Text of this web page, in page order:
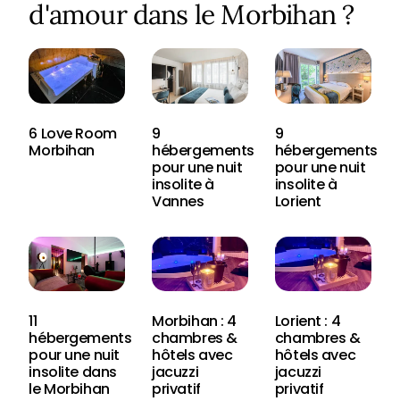
d'amour dans le Morbihan ?
6 Love Room
Morbihan
9
hébergements
pour une nuit
insolite à
Vannes
9
hébergements
pour une nuit
insolite à
Lorient
11
hébergements
pour une nuit
insolite dans
le Morbihan
Morbihan : 4
chambres &
hôtels avec
jacuzzi
privatif
Lorient : 4
chambres &
hôtels avec
jacuzzi
privatif